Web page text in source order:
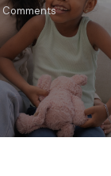
Comments